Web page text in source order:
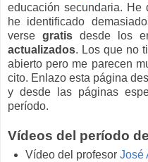
educación secundaria. He
he identificado
verse gratis desde los
actualizados. Los que no
abierto pero me parecen
cito. Enlazo esta página
y desde las páginas
período.
Vídeos del período
Vídeo del profesorJosé